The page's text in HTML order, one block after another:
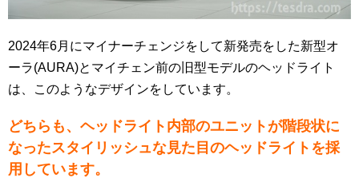
2024年6月にマイナーチェンジをして新発売をした新型オ
ーラ(AURA)とマイチェン前の旧型モデルのヘッドライト
は、このようなデザインをしています。
どちらも、ヘッドライト内部のユニットが階段状に
なったスタイリッシュな見た目のヘッドライトを採
用しています。